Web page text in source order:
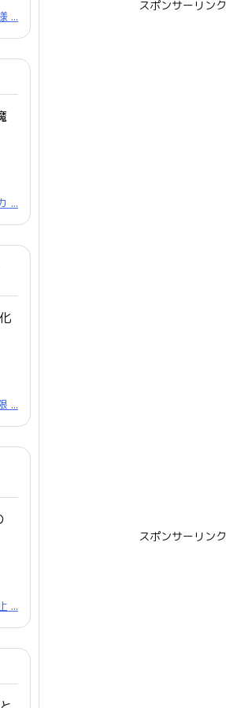
...
...
...
...
スポンサーリンク
スポンサーリンク